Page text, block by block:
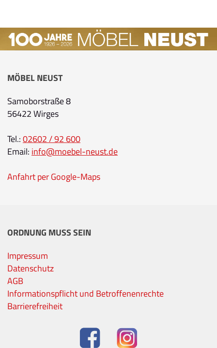
MÖBEL NEUST
Samoborstraße 8
56422 Wirges
Tel.:02602 / 92 600
Email: info@moebel-neust.de
Anfahrt per Google-Maps
ORDNUNG MUSS SEIN
Impressum
Datenschutz
AGB
Informationspflicht und Betroffenenrechte
Barrierefreiheit